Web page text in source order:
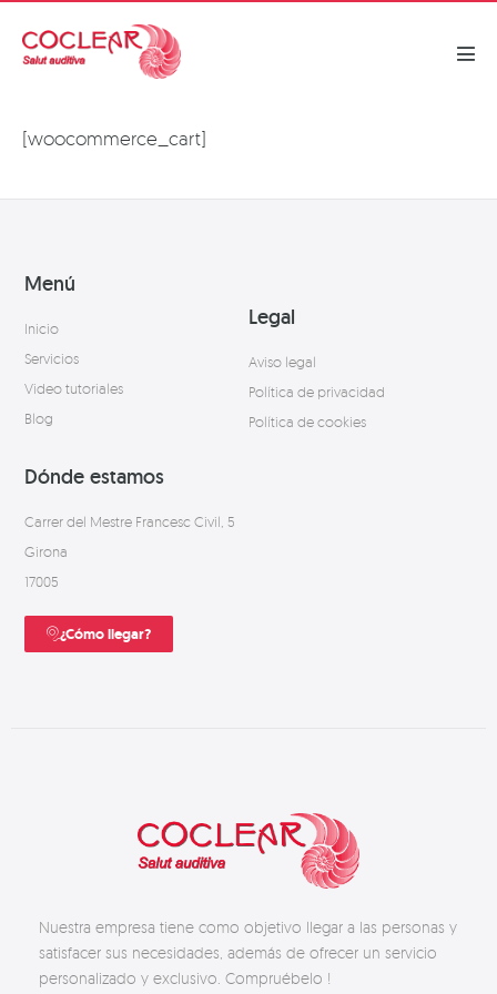
[woocommerce_cart]
Menú
Inicio
Servicios
Video tutoriales
Blog
Legal
Aviso legal
Política de privacidad
Política de cookies
Dónde estamos
Carrer del Mestre Francesc Civil, 5
Girona
17005
¿Cómo llegar?
Nuestra empresa tiene como objetivo llegar a las personas y
satisfacer sus necesidades, además de ofrecer un servicio
personalizado y exclusivo. Compruébelo !